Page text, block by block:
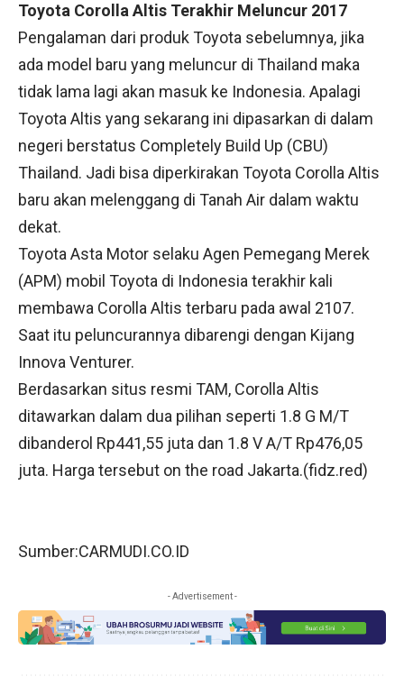
Toyota Corolla Altis Terakhir Meluncur 2017
Pengalaman dari produk Toyota sebelumnya, jika
ada model baru yang meluncur di Thailand maka
tidak lama lagi akan masuk ke Indonesia. Apalagi
Toyota Altis yang sekarang ini dipasarkan di dalam
negeri berstatus Completely Build Up (CBU)
Thailand. Jadi bisa diperkirakan Toyota Corolla Altis
baru akan melenggang di Tanah Air dalam waktu
dekat.
Toyota Asta Motor selaku Agen Pemegang Merek
(APM) mobil Toyota di Indonesia terakhir kali
membawa Corolla Altis terbaru pada awal 2107.
Saat itu peluncurannya dibarengi dengan Kijang
Innova Venturer.
Berdasarkan situs resmi TAM, Corolla Altis
ditawarkan dalam dua pilihan seperti 1.8 G M/T
dibanderol Rp441,55 juta dan 1.8 V A/T Rp476,05
juta. Harga tersebut on the road Jakarta.(fidz.red)
Sumber:CARMUDI.CO.ID
- Advertisement -